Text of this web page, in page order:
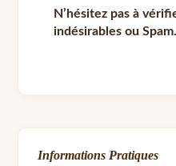
N’hésitez pas à
indésirables ou Spam.
Informations Pratiques